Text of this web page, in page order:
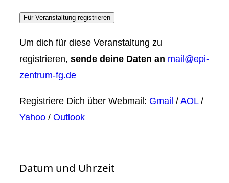
Für Veranstaltung registrieren
Um dich für diese Veranstaltung zu
registrieren, sende deine Daten an mail@epi-
zentrum-fg.de
Registriere Dich über Webmail: Gmail /AOL/
Yahoo / Outlook
Datum und Uhrzeit